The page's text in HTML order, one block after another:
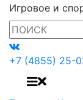
Игровое и
+7 (4855) 25-